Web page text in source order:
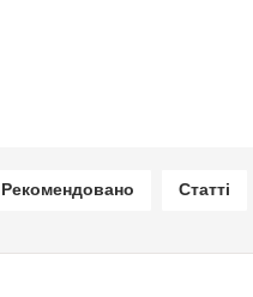
Рекомендовано Статті